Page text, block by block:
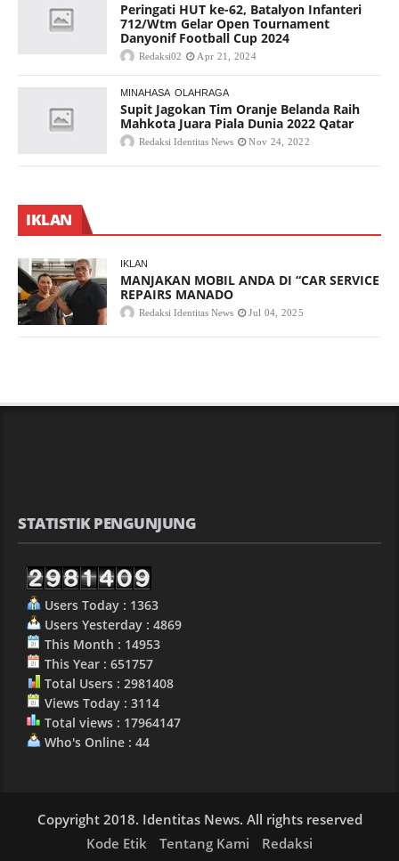
Peringati HUT ke-62, Batalyon Infanteri
712/Wtm Gelar Open Tournament
Danyonif Football Cup 2024
Redaksi02 Apr 21, 2024
MINAHASA OLAHRAGA
Supit Jagokan Tim Oranje Belanda Raih
Mahkota Juara Piala Dunia 2022 Qatar
Redaksi Identitas News Nov 24, 2022
IKLAN
IKLAN
MANJAKAN MOBIL ANDA DI “CAR SERVICE
REPAIRS MANADO
Redaksi Identitas News Jul 04, 2025
STATISTIK PENGUNJUNG
Users Today : 1363
Users Yesterday : 4869
This Month : 14953
This Year : 651757
Total Users : 2981408
Views Today : 3114
Total views : 17964147
Who's Online : 44
Copyright 2018. Identitas News. All rights reserved
Kode Etik
Tentang Kami Redaksi